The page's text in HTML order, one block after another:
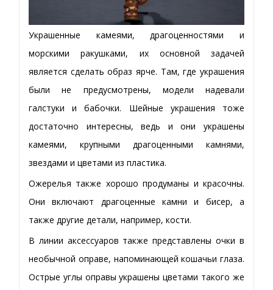
Украшенные камеями, драгоценностями и
морскими ракушками, их основной задачей
является сделать образ ярче. Там, где украшения
были не предусмотрены, модели надевали
галстуки и бабочки. Шейные украшения тоже
достаточно интересны, ведь и они украшены
камеями, крупными драгоценными камнями,
звездами и цветами из пластика.
Ожерелья также хорошо продуманы и красочны.
Они включают драгоценные камни и бисер, а
также другие детали, например, кости.
В линии аксессуаров также представлены очки в
необычной оправе, напоминающей кошачьи глаза.
Острые углы оправы украшены цветами такого же